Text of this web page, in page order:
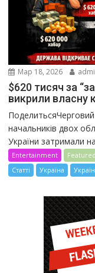
Мар 18, 2026
$620 тисяч за
викрили власну
ПоделитьсяЧерговий
начальників двох
України затримали
Entertainment Featured
Статті
Україна